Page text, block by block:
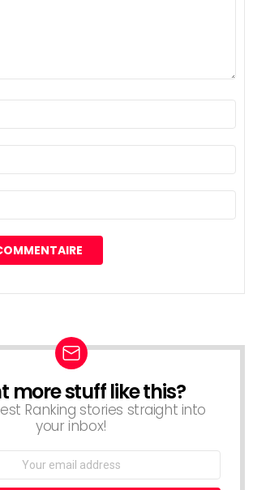
more stuff like this?
Ranking stories straight into
your inbox!